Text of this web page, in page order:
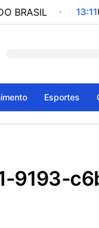
13:11
Esportes
9193-